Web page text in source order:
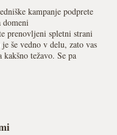
kampanje podprete
domeni
prenovljeni spletni strani
še vedno v delu, zato vas
težavo. Se pa